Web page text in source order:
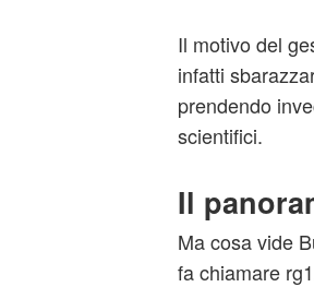
Il motivo del
infatti
prendendo
scientifici.
Il
Ma cosa vide
fa chiamare